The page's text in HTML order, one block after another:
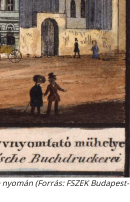
nyomán (Forrás:FSZEKBudapest-